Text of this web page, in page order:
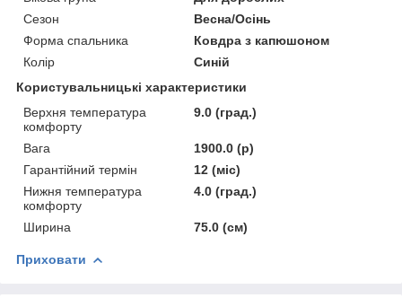
Сезон
Весна/Осінь
Форма спальника
Ковдра з капюшоном
Колір
Синій
Користувальницькі характеристики
Верхня температура
комфорту
9.0 (град.)
Вага
1900.0 (р)
Гарантійний термін
12 (міс)
Нижня температура
комфорту
4.0 (град.)
Ширина 75.0 (см)
Приховати